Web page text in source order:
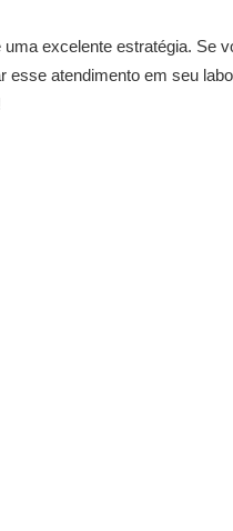
uma excelente estratégia. Se
esse atendimento em seu